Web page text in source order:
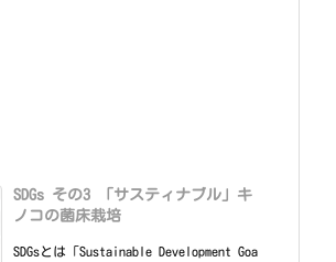
SDGs その3 「サスティナブル」キ
ノコの菌床栽培
SDGsとは「Sustainable Development Goa